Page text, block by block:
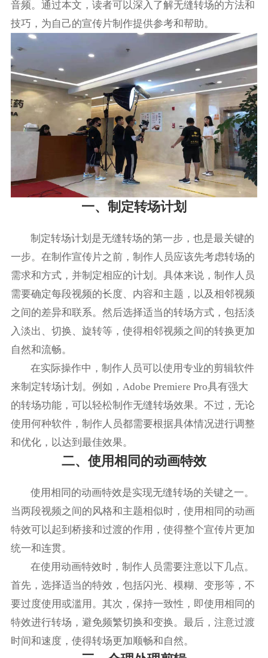
音频。通过本文，读者可以深入了解无缝转场的方法和
技巧，为自己的宣传片制作提供参考和帮助。
一、制定转场计划
制定转场计划是无缝转场的第一步，也是最关键的
一步。在制作宣传片之前，制作人员应该先考虑转场的
需求和方式，并制定相应的计划。具体来说，制作人员
需要确定每段视频的长度、内容和主题，以及相邻视频
之间的差异和联系。然后选择适当的转场方式，包括淡
入淡出、切换、旋转等，使得相邻视频之间的转换更加
自然和流畅。
在实际操作中，制作人员可以使用专业的剪辑软件
来制定转场计划。例如，Adobe Premiere Pro具有强大
的转场功能，可以轻松制作无缝转场效果。不过，无论
使用何种软件，制作人员都需要根据具体情况进行调整
和优化，以达到最佳效果。
二、使用相同的动画特效
使用相同的动画特效是实现无缝转场的关键之一。
当两段视频之间的风格和主题相似时，使用相同的动画
特效可以起到桥接和过渡的作用，使得整个宣传片更加
统一和连贯。
在使用动画特效时，制作人员需要注意以下几点。
首先，选择适当的特效，包括闪光、模糊、变形等，不
要过度使用或滥用。其次，保持一致性，即使用相同的
特效进行转场，避免频繁切换和变换。最后，注意过渡
时间和速度，使得转场更加顺畅和自然。